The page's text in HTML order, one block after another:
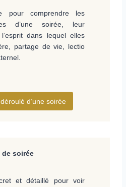
pour comprendre les
d’une soirée, leur
dans lequel elles
partage de vie, lectio
d’une soirée
soirée
et détaillé pour voir